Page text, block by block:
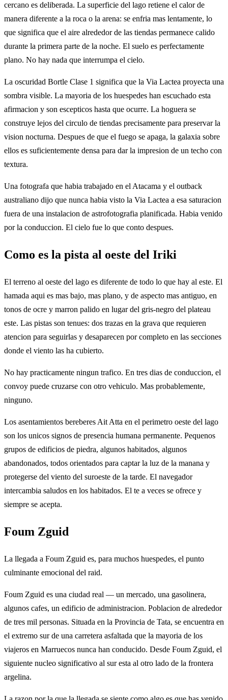
cercano es deliberada. La superficie del lago retiene el calor de
manera diferente a la roca o la arena: se enfria mas lentamente, lo
que significa que el aire alrededor de las tiendas permanece calido
durante la primera parte de la noche. El suelo es perfectamente
plano. No hay nada que interrumpa el cielo.
La oscuridad Bortle Clase 1 significa que la Via Lactea proyecta una
sombra visible. La mayoria de los huespedes han escuchado esta
afirmacion y son escepticos hasta que ocurre. La hoguera se
construye lejos del circulo de tiendas precisamente para preservar la
vision nocturna. Despues de que el fuego se apaga, la galaxia sobre
ellos es suficientemente densa para dar la impresion de un techo con
textura.
Una fotografa que habia trabajado en el Atacama y el outback
australiano dijo que nunca habia visto la Via Lactea a esa saturacion
fuera de una instalacion de astrofotografia planificada. Habia venido
por la conduccion. El cielo fue lo que conto despues.
Como es la pista al oeste del Iriki
El terreno al oeste del lago es diferente de todo lo que hay al este. El
hamada aqui es mas bajo, mas plano, y de aspecto mas antiguo, en
tonos de ocre y marron palido en lugar del gris-negro del plateau
este. Las pistas son tenues: dos trazas en la grava que requieren
atencion para seguirlas y desaparecen por completo en las secciones
donde el viento las ha cubierto.
No hay practicamente ningun trafico. En tres dias de conduccion, el
convoy puede cruzarse con otro vehiculo. Mas probablemente,
ninguno.
Los asentamientos bereberes Ait Atta en el perimetro oeste del lago
son los unicos signos de presencia humana permanente. Pequenos
grupos de edificios de piedra, algunos habitados, algunos
abandonados, todos orientados para captar la luz de la manana y
protegerse del viento del suroeste de la tarde. El navegador
intercambia saludos en los habitados. El te a veces se ofrece y
siempre se acepta.
Foum Zguid
La llegada a Foum Zguid es, para muchos huespedes, el punto
culminante emocional del raid.
Foum Zguid es una ciudad real — un mercado, una gasolinera,
algunos cafes, un edificio de administracion. Poblacion de alrededor
de tres mil personas. Situada en la Provincia de Tata, se encuentra en
el extremo sur de una carretera asfaltada que la mayoria de los
viajeros en Marruecos nunca han conducido. Desde Foum Zguid, el
siguiente nucleo significativo al sur esta al otro lado de la frontera
argelina.